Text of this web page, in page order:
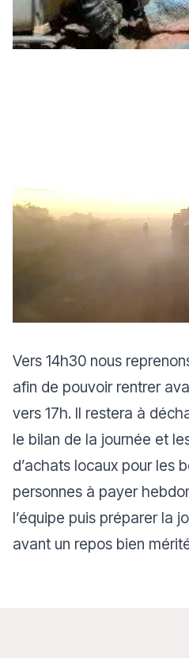
Vers 14h30 nous
afin de pouvoir rentrer
vers 17h. Il restera à
le bilan de la journée et
d’achats locaux pour les
personnes à payer
l’équipe puis préparer la
avant un repos bien